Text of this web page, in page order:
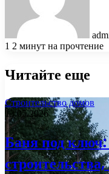
1 2 минут на прочтение
Читайте еще
Строительство домов
13.05.2026
Баня под ключ: